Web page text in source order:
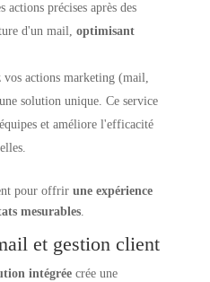
précises après des
d'un mail, optimisant
actions marketing (mail,
solution unique. Ce service
et améliore l'efficacité
pour offrir une expérience
mesurables.
et gestion client
intégréecrée une